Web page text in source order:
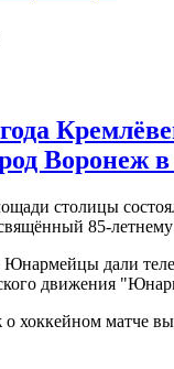
Воронеж
столицы
85-
дали
движения
о хоккейном матче